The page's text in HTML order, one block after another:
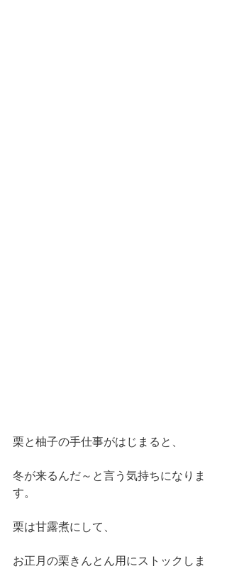
栗と柚子の手仕事がはじまると、
冬が来るんだ～と言う気持ちになりま
す。
栗は甘露煮にして、
お正月の栗きんとん用にストックしま